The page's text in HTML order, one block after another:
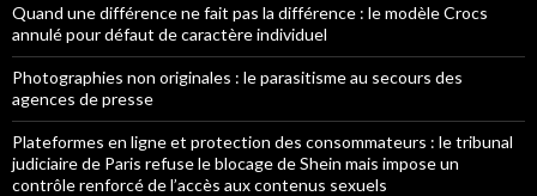
Quand une différence ne fait pas la différence : le modèle Crocs
annulé pour défaut de caractère individuel
Photographies non originales : le parasitisme au secours des
agences de presse
Plateformes en ligne et protection des consommateurs : le tribunal
judiciaire de Paris refuse le blocage de Shein mais impose un
contrôle renforcé de l’accès aux contenus sexuels